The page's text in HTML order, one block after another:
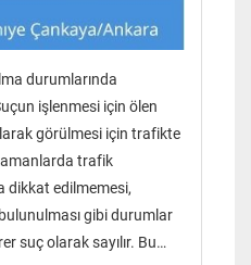
durumlarında
işlenmesi için ölen
görülmesi için trafikte
trafik
dikkat edilmemesi,
gibi durumlar
suç olarak sayılır. Bu…